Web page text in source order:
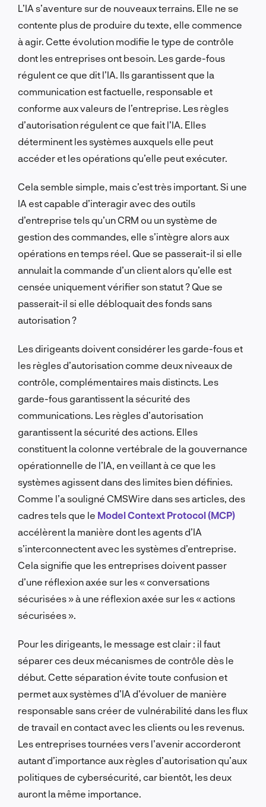
L’IA s’aventure sur de nouveaux terrains. Elle ne se
contente plus de produire du texte, elle commence
à agir. Cette évolution modifie le type de contrôle
dont les entreprises ont besoin. Les garde-fous
régulent ce que dit l’IA. Ils garantissent que la
communication est factuelle, responsable et
conforme aux valeurs de l’entreprise. Les règles
d’autorisation régulent ce que fait l’IA. Elles
déterminent les systèmes auxquels elle peut
accéder et les opérations qu’elle peut exécuter.
Cela semble simple, mais c’est très important. Si une
IA est capable d’interagir avec des outils
d’entreprise tels qu’un CRM ou un système de
gestion des commandes, elle s’intègre alors aux
opérations en temps réel. Que se passerait-il si elle
annulait la commande d’un client alors qu’elle est
censée uniquement vérifier son statut ? Que se
passerait-il si elle débloquait des fonds sans
autorisation ?
Les dirigeants doivent considérer les garde-fous et
les règles d’autorisation comme deux niveaux de
contrôle, complémentaires mais distincts. Les
garde-fous garantissent la sécurité des
communications. Les règles d’autorisation
garantissent la sécurité des actions. Elles
constituent la colonne vertébrale de la gouvernance
opérationnelle de l’IA, en veillant à ce que les
systèmes agissent dans des limites bien définies.
Comme l’a souligné CMSWire dans ses articles, des
cadres tels que le Model Context Protocol (MCP)
accélèrent la manière dont les agents d’IA
s’interconnectent avec les systèmes d’entreprise.
Cela signifie que les entreprises doivent passer
d’une réflexion axée sur les « conversations
sécurisées » à une réflexion axée sur les « actions
sécurisées ».
Pour les dirigeants, le message est clair : il faut
séparer ces deux mécanismes de contrôle dès le
début. Cette séparation évite toute confusion et
permet aux systèmes d’IA d’évoluer de manière
responsable sans créer de vulnérabilité dans les flux
de travail en contact avec les clients ou les revenus.
Les entreprises tournées vers l’avenir accorderont
autant d’importance aux règles d’autorisation qu’aux
politiques de cybersécurité, car bientôt, les deux
auront la même importance.